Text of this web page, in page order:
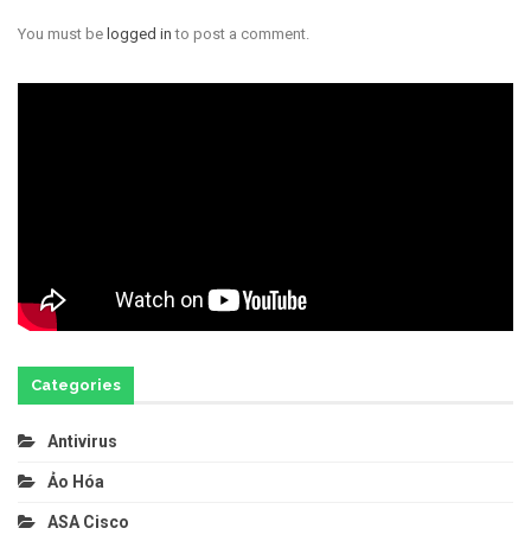
You must be logged in to post a comment.
Categories
Antivirus
Ảo Hóa
ASA Cisco